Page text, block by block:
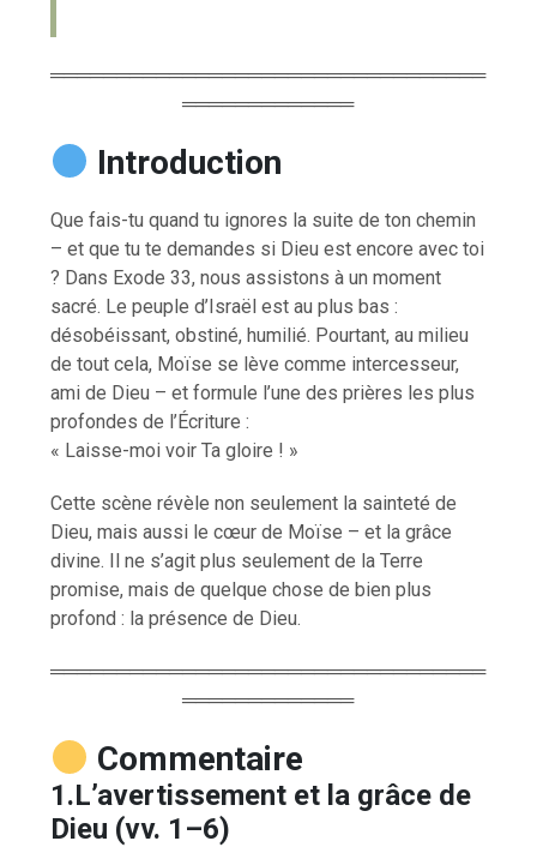
═════════════════════════════════
═════════════
Introduction
Que fais-tu quand tu ignores la suite de ton chemin
– et que tu te demandes si Dieu est encore avec toi
? Dans Exode 33, nous assistons à un moment
sacré. Le peuple d’Israël est au plus bas :
désobéissant, obstiné, humilié. Pourtant, au milieu
de tout cela, Moïse se lève comme intercesseur,
ami de Dieu – et formule l’une des prières les plus
profondes de l’Écriture :
« Laisse-moi voir Ta gloire ! »
Cette scène révèle non seulement la sainteté de
Dieu, mais aussi le cœur de Moïse – et la grâce
divine. Il ne s’agit plus seulement de la Terre
promise, mais de quelque chose de bien plus
profond : la présence de Dieu.
═════════════════════════════════
═════════════
Commentaire
1.L’avertissement et la grâce de
Dieu (vv. 1–6)